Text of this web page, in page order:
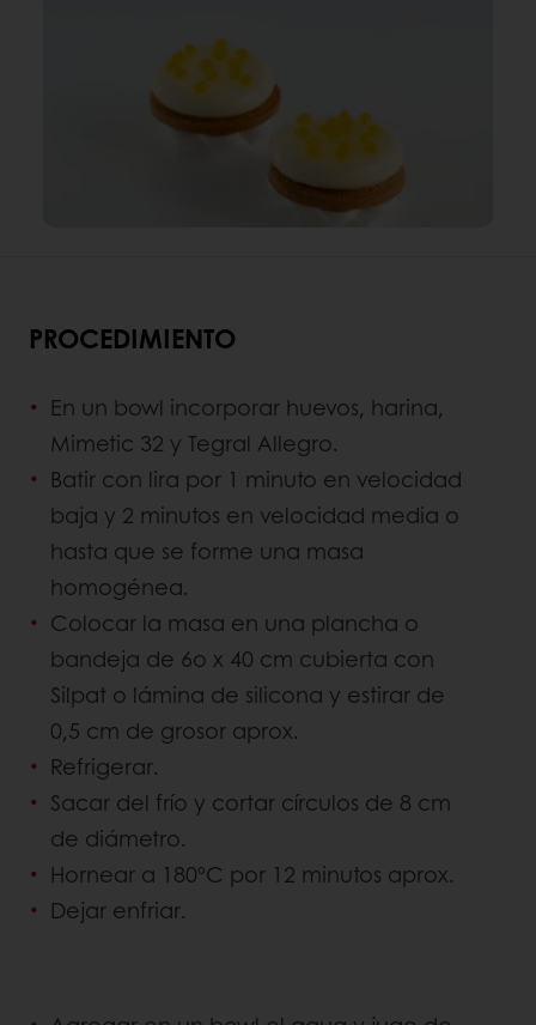
PROCEDIMIENTO
En un bowl incorporar huevos, harina,
Mimetic 32 y Tegral Allegro.
Batir con lira por 1 minuto en velocidad
baja y 2 minutos en velocidad media o
hasta que se forme una masa
homogénea.
Colocar la masa en una plancha o
bandeja de 6o x 40 cm cubierta con
Silpat o lámina de silicona y estirar de
0,5 cm de grosor aprox.
Refrigerar.
Sacar del frío y cortar círculos de 8 cm
de diámetro.
Hornear a 180ºC por 12 minutos aprox.
Dejar enfriar.